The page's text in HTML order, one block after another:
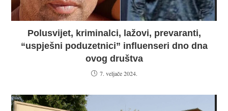
Polusvijet, kriminalci, lažovi, prevaranti,
“uspješni poduzetnici” influenseri dno dna
ovog društva
7. veljače 2024.